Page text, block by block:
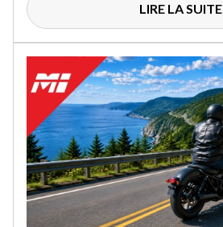
LIRE LA SUITE